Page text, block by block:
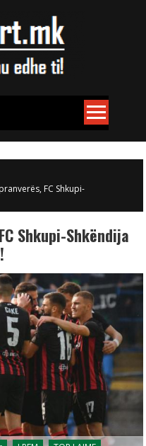
FC Shkupi-
Shkupi-Shkëndija